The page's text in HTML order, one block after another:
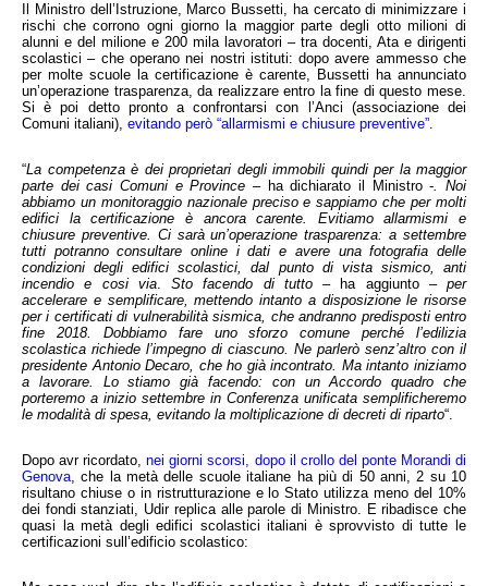
Il Ministro dell’Istruzione, Marco Bussetti, ha cercato di minimizzare i
rischi che corrono ogni giorno la maggior parte degli otto milioni di
alunni e del milione e 200 mila lavoratori – tra docenti, Ata e dirigenti
scolastici – che operano nei nostri istituti: dopo avere ammesso che
per molte scuole la certificazione è carente, Bussetti ha annunciato
un’operazione trasparenza, da realizzare entro la fine di questo mese.
Si è poi detto pronto a confrontarsi con l’Anci (associazione dei
Comuni italiani), evitando però “allarmismi e chiusure preventive”.
“La competenza è dei proprietari degli immobili quindi per la maggior
parte dei casi Comuni e Province – ha dichiarato il Ministro -. Noi
abbiamo un monitoraggio nazionale preciso e sappiamo che per molti
edifici la certificazione è ancora carente. Evitiamo allarmismi e
chiusure preventive. Ci sarà un’operazione trasparenza: a settembre
tutti potranno consultare online i dati e avere una fotografia delle
condizioni degli edifici scolastici, dal punto di vista sismico, anti
incendio e cosi via. Sto facendo di tutto – ha aggiunto – per
accelerare e semplificare, mettendo intanto a disposizione le risorse
per i certificati di vulnerabilità sismica, che andranno predisposti entro
fine 2018. Dobbiamo fare uno sforzo comune perché l’edilizia
scolastica richiede l’impegno di ciascuno. Ne parlerò senz’altro con il
presidente Antonio Decaro, che ho già incontrato. Ma intanto iniziamo
a lavorare. Lo stiamo già facendo: con un Accordo quadro che
porteremo a inizio settembre in Conferenza unificata semplificheremo
le modalità di spesa, evitando la moltiplicazione di decreti di riparto“.
Dopo avr ricordato, nei giorni scorsi, dopo il crollo del ponte Morandi di
Genova, che la metà delle scuole italiane ha più di 50 anni, 2 su 10
risultano chiuse o in ristrutturazione e lo Stato utilizza meno del 10%
dei fondi stanziati, Udir replica alle parole di Ministro. E ribadisce che
quasi la metà degli edifici scolastici italiani è sprovvisto di tutte le
certificazioni sull’edificio scolastico: